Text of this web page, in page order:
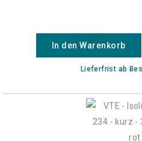
In den Warenkorb
Lieferfrist ab